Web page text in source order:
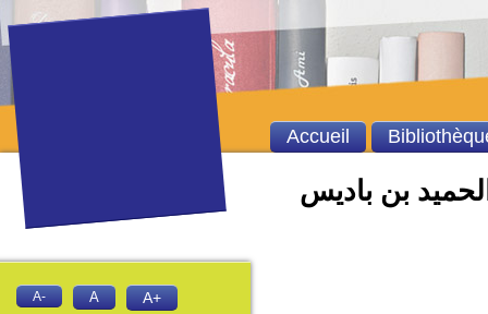
بن باديس
Accueil
A- A A+